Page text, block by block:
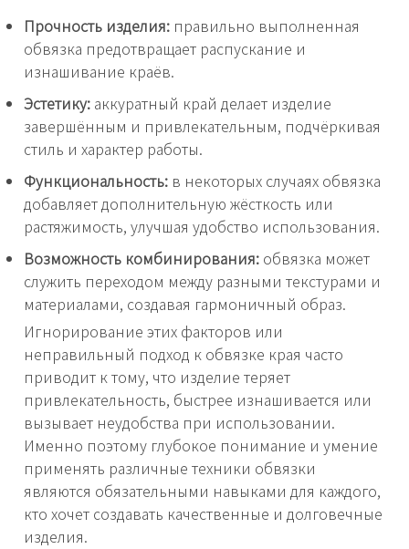
Прочность изделия: правильно выполненная
обвязка предотвращает распускание и
изнашивание краёв.
Эстетику: аккуратный край делает изделие
завершённым и привлекательным, подчёркивая
стиль и характер работы.
Функциональность: в некоторых случаях обвязка
добавляет дополнительную жёсткость или
растяжимость, улучшая удобство использования.
Возможность комбинирования: обвязка может
служить переходом между разными текстурами и
материалами, создавая гармоничный образ.
Игнорирование этих факторов или
неправильный подход к обвязке края часто
приводит к тому, что изделие теряет
привлекательность, быстрее изнашивается или
вызывает неудобства при использовании.
Именно поэтому глубокое понимание и умение
применять различные техники обвязки
являются обязательными навыками для каждого,
кто хочет создавать качественные и долговечные
изделия.